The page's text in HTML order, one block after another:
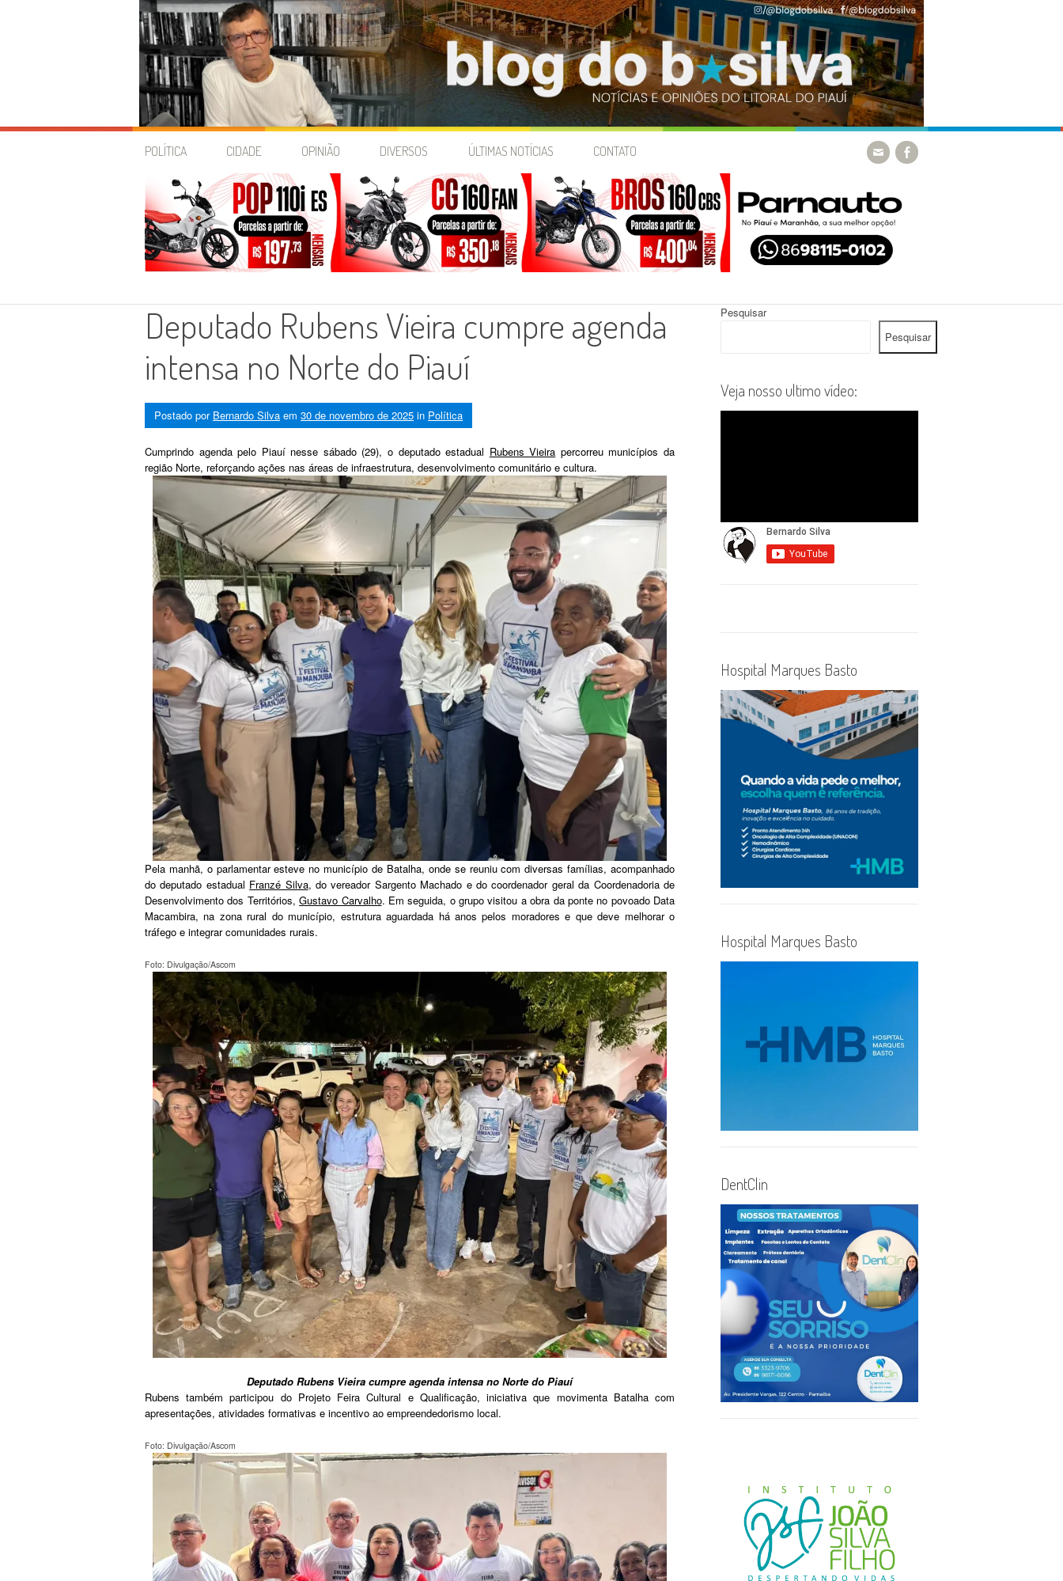
Skip
POLÍTICA CIDADE OPINIÃO DIVERSOS ÚLTIMAS NOTÍCIAS CONTATO
Deputado Rubens Vieira cumpre agenda
intensa no Norte do Piauí
Postado por Bernardo Silva em 30 de novembro de 2025 in Política
Cumprindo agenda pelo Piauí nesse sábado (29), o deputado estadual Rubens Vieira percorreu municípios da
região Norte, reforçando ações nas áreas de infraestrutura, desenvolvimento comunitário e cultura.
Pela manhã, o parlamentar esteve no município de Batalha, onde se reuniu com diversas famílias, acompanhado
do deputado estadual Franzé Silva, do vereador Sargento Machado e do coordenador geral da Coordenadoria de
Desenvolvimento dos Territórios,Gustavo Carvalho. Em seguida, o grupo visitou a obra da ponte no povoado Data
Macambira, na zona rural do município, estrutura aguardada há anos pelos moradores e que deve melhorar o
tráfego e integrar comunidades rurais.
Foto: Divulgação/Ascom
Deputado Rubens Vieira cumpre agenda intensa no Norte do Piauí
Rubens também participou do Projeto Feira Cultural e Qualificação, iniciativa que movimenta Batalha com
apresentações, atividades formativas e incentivo ao empreendedorismo local.
Foto: Divulgação/Ascom
Pesquisar
Pesquisar
Veja nosso ultimo vídeo:
Hospital Marques Basto
Hospital Marques Basto
DentClin